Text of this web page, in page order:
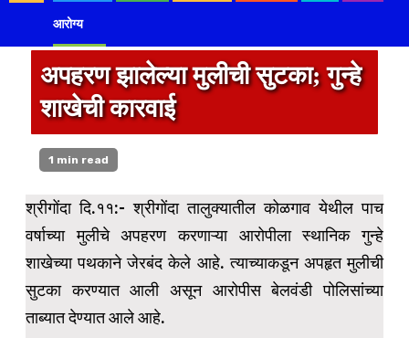
आरोग्य
अपहरण झालेल्या मुलीची सुटका; गुन्हे
शाखेची कारवाई
1 min read
श्रीगोंदा दि.११:- श्रीगोंदा तालुक्यातील कोळगाव येथील पाच
वर्षाच्या मुलीचे अपहरण करणाऱ्या आरोपीला स्थानिक गुन्हे
शाखेच्या पथकाने जेरबंद केले आहे. त्याच्याकडून अपहृत मुलीची
सुटका करण्यात आली असून आरोपीस बेलवंडी पोलिसांच्या
ताब्यात देण्यात आले आहे.